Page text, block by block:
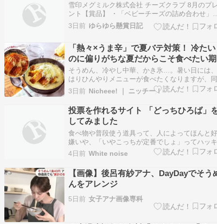
雪印メグミルク株式会社 チーズクラブ 8月のプ
ント【賞品】 ・「ベビーチーズの詰め合わせ」
………20名【応募締切】 2026年8月31日【↓応
下から↓】応募ボタン、より 雪印メグミルク株
島醤油 8月のプレゼントクイズ…
3日前 ゆらゆら懸賞日記
「熱々×うま辛」で夏バテ対策！ 冷た
のに偏りがちな夏だからこそ食べたい
限定ドリアに注目
そうめん、冷やし中華、かき氷…。暑い日には
はりひんやりメニューが食べたくなりますが、
にピリッとスパイスの効いた料理も恋しくなり
す。実際に、ぐるなびが実施した2026年の調査
ると、激辛料理が好きという人は43％にのぼり
「夏に激辛料理が食べたくなる」「食欲が落ち
き…
3日前 Nicheee! ｜ ニッチー！
投票を作れるサイト 「どっちひろば」
してみました
食べ物や普段使う道具って、人によってほんと
嫌いや、「いやこっちが定番でしょ」ってハッ
分かれることって良くありますね。あと色の好
無意識にありそうです。 こちらのサイトは他と
し方向性っていうか毛色が違うみたいです。 み
の「どっち？」に投票するサイト・どっちひろ
4日前 White noise
【画像】後呂有紗アナ、DayDayでそう
んをアレンジ
5日前 女子アナ画像専科